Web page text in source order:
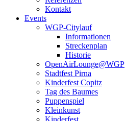
Kontakt
Events
WGP-Citylauf
Informationen
Streckenplan
Historie
OpenAirLounge@WGP
Stadtfest Pirna
Kinderfest Copitz
Tag des Baumes
Puppenspiel
Kleinkunst
Kinderfest